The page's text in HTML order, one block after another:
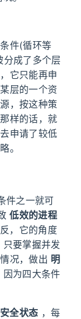
件(循环等
成了多个层
它只能再申
层的一个资
，按这种策
样的话，就
申请了较低
。
件之一就可
低效的进程
，它的角度
只要掌握并发
况，做出 明
为四大条件
全状态 ，每